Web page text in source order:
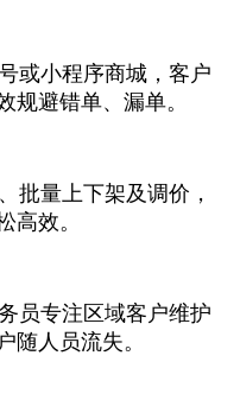
或小程序商城，客户
规避错单、漏单。
批量上下架及调价，
高效。
员专注区域客户维护
随人员流失。